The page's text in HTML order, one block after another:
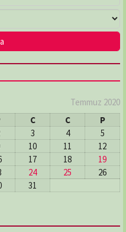
Temmuz 2020
C C
P
3 4
5
10 11
12
17 18
19
24 25
26
31